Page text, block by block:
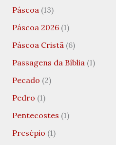
Páscoa(13)
Páscoa 2026(1)
Páscoa Cristã(6)
Passagens da Bíblia(1)
Pecado (2)
Pedro (1)
Pentecostes (1)
Presépio (1)